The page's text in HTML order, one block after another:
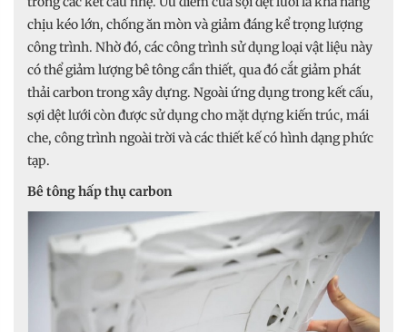
chịu kéo lớn, chống ăn mòn và giảm đáng kể trọng lượng
công trình. Nhờ đó, các công trình sử dụng loại vật liệu này
có thể giảm lượng bê tông cần thiết, qua đó cắt giảm phát
thải carbon trong xây dựng. Ngoài ứng dụng trong kết cấu,
sợi dệt lưới còn được sử dụng cho mặt dựng kiến trúc, mái
che, công trình ngoài trời và các thiết kế có hình dạng phức
tạp.
Bê tông hấp thụ carbon